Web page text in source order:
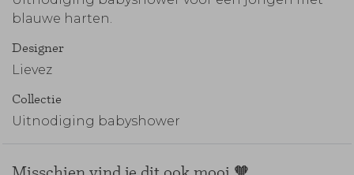
blauwe harten.
Designer
Lievez
Collectie
Uitnodiging babyshower